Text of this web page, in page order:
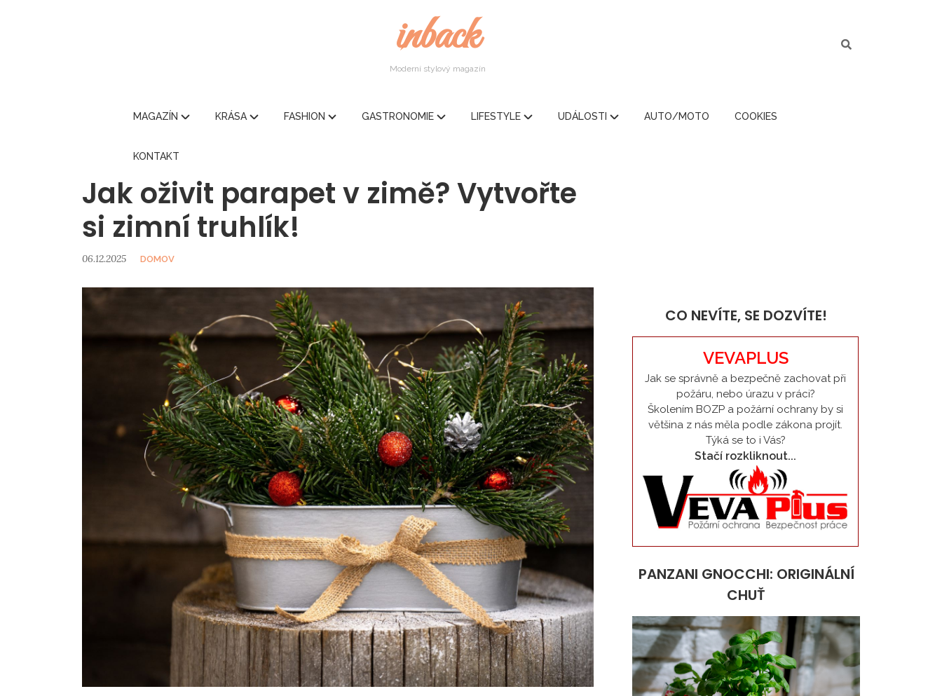
inback
Moderní stylový magazín
MAGAZÍN KRÁSA FASHION GASTRONOMIE LIFESTYLE UDÁLOSTI AUTO/MOTO COOKIES
KONTAKT
Jak oživit parapet v zimě? Vytvořte
si zimní truhlík!
06.12.2025 DOMOV
CO NEVÍTE, SE DOZVÍTE!
VEVAPLUS
Jak se správně a bezpečně zachovat při
požáru, nebo úrazu v práci?
Školením BOZP a požární ochrany by si
většina z nás měla podle zákona projít.
Týká se to i Vás?
Stačí rozkliknout...
PANZANI GNOCCHI: ORIGINÁLNÍ
CHUŤ